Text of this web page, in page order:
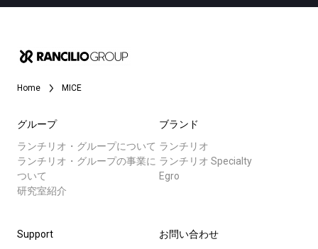
Home MICE
グループ
ランチリオ・グループについて
ランチリオ・グループの事業に
ついて
研究室紹介
ブランド
ランチリオ
ランチリオ Specialty
Egro
Support
お問い合わせ